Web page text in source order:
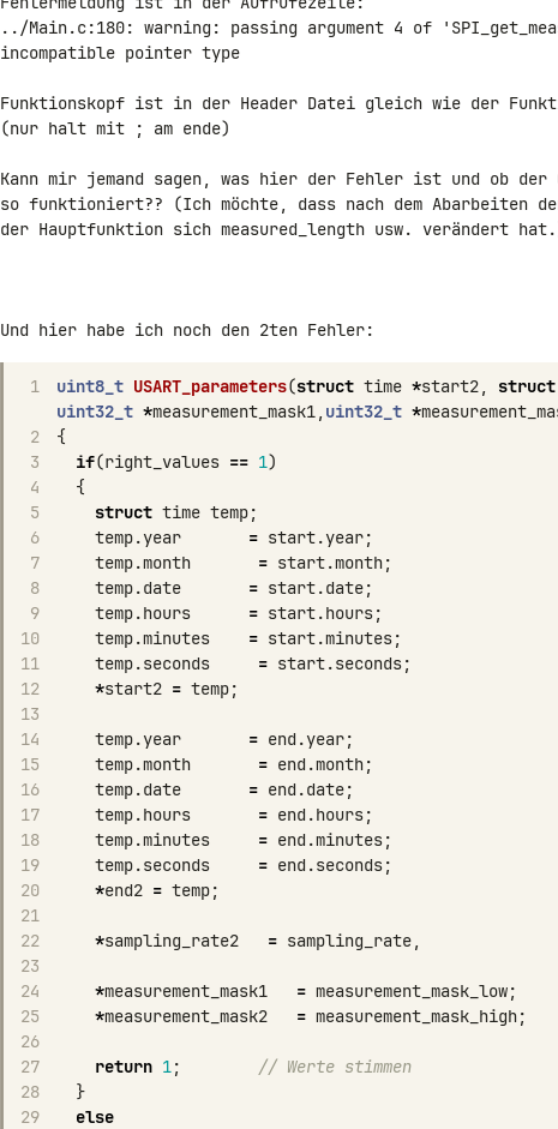
../Main.c:180: warning: passing argument 4 of
incompatible pointer type
Funktionskopf ist in der Header Datei gleich wie der
(nur halt mit ; am ende)
Kann mir jemand sagen, was hier der Fehler ist und ob der
so funktioniert?? (Ich möchte, dass nach dem Abarbeiten
der Hauptfunktion sich measured_length usw. verändert
1 uint8_t USART_parameters(struct time *start2, struct
uint32_t *measurement_mask1, uint32_t *
2
{
3
if(right_values == 1)
4
{
5
struct time temp;
6
temp.year = start.year;
7
temp.month = start.month;
8
temp.date = start.date;
9
temp.hours = start.hours;
10
temp.minutes = start.minutes;
11
temp.seconds = start.seconds;
12
*start2 = temp;
13
14
temp.year = end.year;
15
temp.month = end.month;
16
temp.date = end.date;
17
temp.hours = end.hours;
18
temp.minutes = end.minutes;
19
temp.seconds = end.seconds;
20
*end2 = temp;
21
22
*sampling_rate2 = sampling_rate,
23
24
*measurement_mask1 = measurement_mask_low;
25
*measurement_mask2 = measurement_mask_high;
26
27
return 1;
// Werte stimmen
28
}
29
else